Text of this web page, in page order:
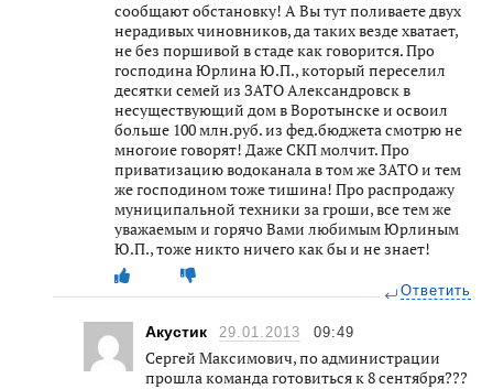
сообщают обстановку! А Вы тут поливаете двух
нерадивых чиновников, да таких везде хватает,
не без поршивой в стаде как говорится. Про
господина Юрлина Ю.П., который переселил
десятки семей из ЗАТО Александровск в
несуществующий дом в Воротынске и освоил
больше 100 млн.руб. из фед.бюджета смотрю не
многоие говорят! Даже СКП молчит. Про
приватизацию водоканала в том же ЗАТО и тем
же господином тоже тишина! Про распродажу
муниципальной техники за гроши, все тем же
уважаемым и горячо Вами любимым Юрлиным
Ю.П., тоже никто ничего как бы и не знает!
Ответить
Акустик 29.01.2013 09:49
Сергей Максимович, по администрации
прошла команда готовиться к 8 сентября???